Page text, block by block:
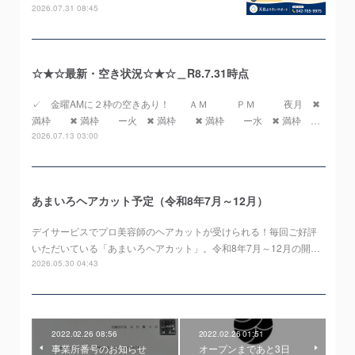
2026.07.31 08:45
☆★☆最新・空き状況☆★☆＿R8.7.31時点
✓ 金曜AMに２枠の空きあり！ ＡＭ ＰＭ 夜月 ✖
満枠 ✖ 満枠 ー火 ✖ 満枠 ✖ 満枠 ー水 ✖ 満枠 …
2026.07.13 03:00
あまいろヘアカット予定（令和8年7月～12月）
デイサービスでプロ美容師のヘアカットが受けられる！毎回ご好評
いただいている「あまいろヘアカット」。令和8年7月～12月の開…
2026.05.30 04:43
2022.02.26 08:56
事業所番号のお知らせ
2022.02.26 01:51
オープンまであと3日